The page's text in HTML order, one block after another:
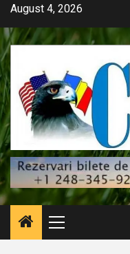
Skip
content
August 4, 2026
Primary
Menu